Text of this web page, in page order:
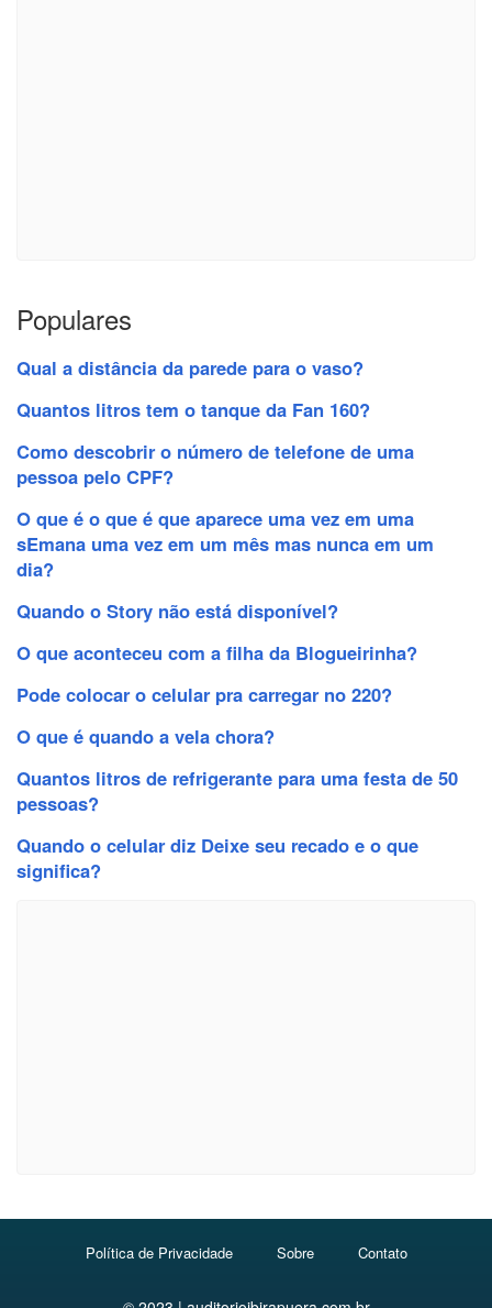
Populares
Qual a distância da parede para o vaso?
Quantos litros tem o tanque da Fan 160?
Como descobrir o número de telefone de uma
pessoa pelo CPF?
O que é o que é que aparece uma vez em uma
sEmana uma vez em um mês mas nunca em um
dia?
Quando o Story não está disponível?
O que aconteceu com a filha da Blogueirinha?
Pode colocar o celular pra carregar no 220?
O que é quando a vela chora?
Quantos litros de refrigerante para uma festa de 50
pessoas?
Quando o celular diz Deixe seu recado e o que
significa?
Política de Privacidade Sobre Contato